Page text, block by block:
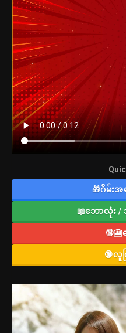
🎁ဂိမ်း
📖ဘောလုံး
🔞လူ